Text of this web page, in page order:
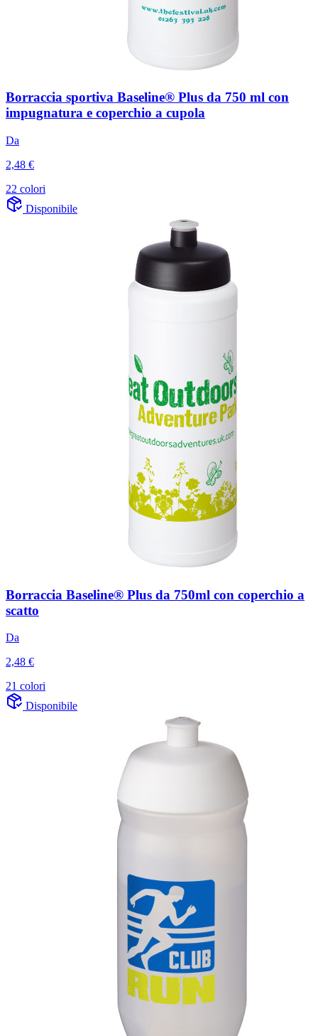
Borraccia sportiva Baseline® Plus da 750 ml con
impugnatura e coperchio a cupola
Da
2,48 €
22 colori
Disponibile
Borraccia Baseline® Plus da 750ml con coperchio a
scatto
Da
2,48 €
21 colori
Disponibile